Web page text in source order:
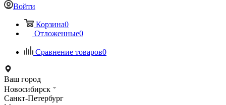
Войти
Корзина0
Отложенные0
Сравнение товаров0
Ваш город
Новосибирск
Санкт-Петербург